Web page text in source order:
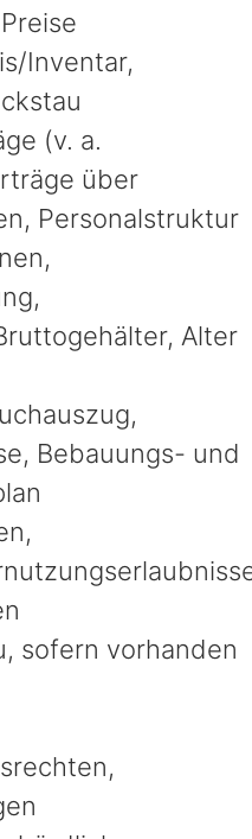
Inventar,
(v. a.
über
Personalstruktur
Alter
Bebauungs- und
sofern vorhanden